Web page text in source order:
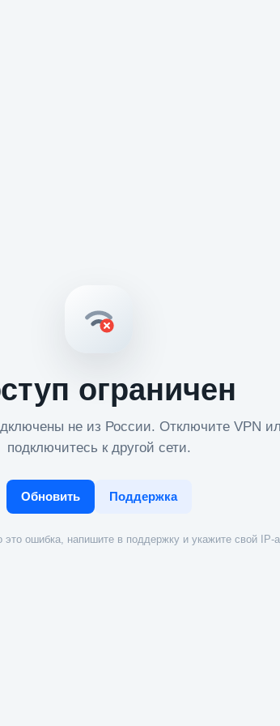
ограничен
не из России. Отключите VPN
подключитесь к другой сети.
Обновить Поддержка
это ошибка, напишите в поддержку и укажите свой IP-